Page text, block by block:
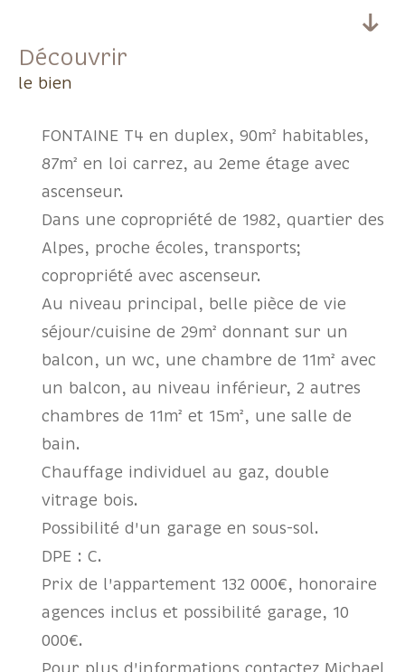
découvrir
le bien
FONTAINE T4 en duplex, 90m² habitables,
87m² en loi carrez, au 2eme étage avec
ascenseur.
Dans une copropriété de 1982, quartier des
Alpes, proche écoles, transports;
copropriété avec ascenseur.
Au niveau principal, belle pièce de vie
séjour/cuisine de 29m² donnant sur un
balcon, un wc, une chambre de 11m² avec
un balcon, au niveau inférieur, 2 autres
chambres de 11m² et 15m², une salle de
bain.
Chauffage individuel au gaz, double
vitrage bois.
Possibilité d'un garage en sous-sol.
DPE : C.
Prix de l'appartement 132 000€, honoraire
agences inclus et possibilité garage, 10
000€.